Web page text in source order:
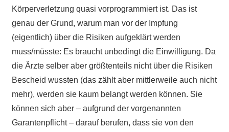
Körperverletzung quasi vorprogrammiert ist. Das ist
genau der Grund, warum man vor der Impfung
(eigentlich) über die Risiken aufgeklärt werden
muss/müsste: Es braucht unbedingt die Einwilligung. Da
die Ärzte selber aber größtenteils nicht über die Risiken
Bescheid wussten (das zählt aber mittlerweile auch nicht
mehr), werden sie kaum belangt werden können. Sie
können sich aber – aufgrund der vorgenannten
Garantenpflicht – darauf berufen, dass sie von den